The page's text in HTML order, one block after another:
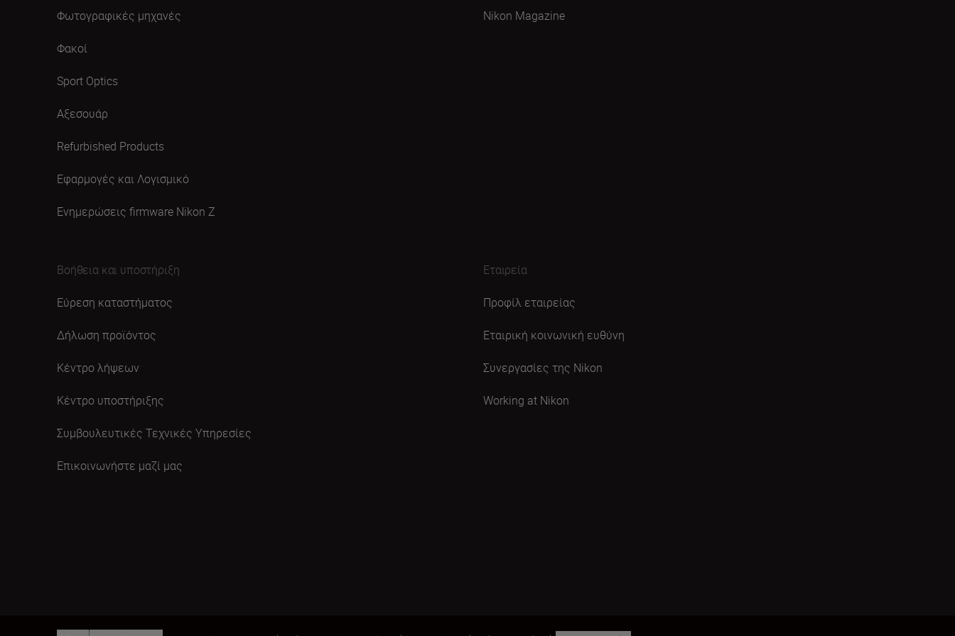
Φωτογραφικές μηχανές
Φακοί
Sport Optics
Αξεσουάρ
Refurbished Products
Εφαρμογές και Λογισμικό
Ενημερώσεις firmware Nikon Ζ
Nikon Magazine
Βοήθεια και υποστήριξη
Εύρεση καταστήματος
Δήλωση προϊόντος
Κέντρο λήψεων
Κέντρο υποστήριξης
Συμβουλευτικές Τεχνικές Υπηρεσίες
Επικοινωνήστε μαζί μας
Εταιρεία
Προφίλ εταιρείας
Εταιρική κοινωνική ευθύνη
Συνεργασίες της Nikon
Working at Nikon